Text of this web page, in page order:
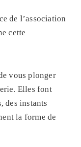
de l’association
cette
vous plonger
Elles font
des instants
la forme de